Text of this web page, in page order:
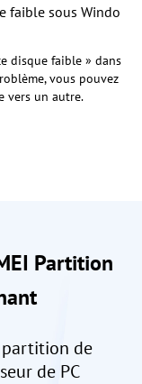
faible sous Windo
disque faible » dans
vous pouvez
vers un autre.
Partition
de
de PC